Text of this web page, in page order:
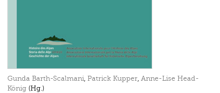
Gunda Barth-Scalmani, Patrick Kupper, Anne-Lise Head-
König (Hg.)